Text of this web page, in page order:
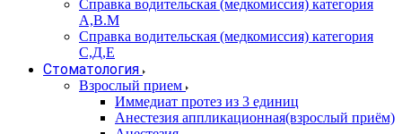
Справка водительская (медкомиссия) категория
А,В.М
Справка водительская (медкомиссия) категория
С,Д,Е
Стоматология
Взрослый прием
Иммедиат протез из 3 единиц
Анестезия аппликационная(взрослый приём)